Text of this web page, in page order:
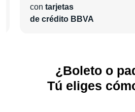
con tarjetas
de crédito BBVA
¿Boleto o
Tú eliges